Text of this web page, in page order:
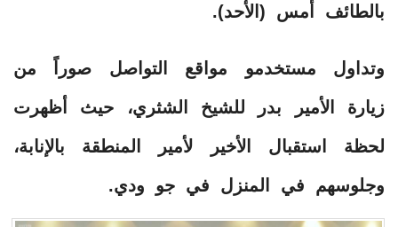
بالطائف أمس (الأحد).
وتداول مستخدمو مواقع التواصل صوراً من
زيارة الأمير بدر للشيخ الشثري، حيث أظهرت
لحظة استقبال الأخير لأمير المنطقة بالإنابة،
وجلوسهم في المنزل في جو ودي.